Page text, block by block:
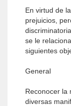
En virtud de
prejuicios,
se le
siguientes
General
Reconocer la
diversas